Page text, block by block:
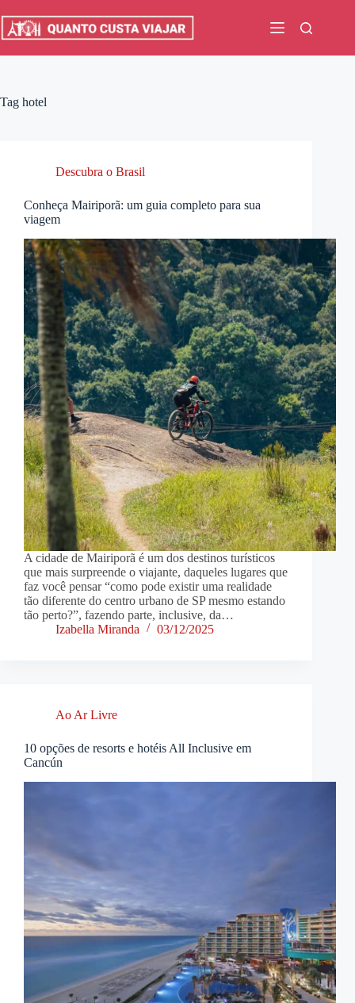
para
Tag hotel
Descubra o Brasil
Conheça Mairiporã: um guia completo para sua
viagem
A cidade de Mairiporã é um dos destinos turísticos
que mais surpreende o viajante, daqueles lugares que
faz você pensar “como pode existir uma realidade
tão diferente do centro urbano de SP mesmo estando
tão perto?”, fazendo parte, inclusive, da…
Izabella Miranda
03/12/2025
Ao Ar Livre
10 opções de resorts e hotéis All Inclusive em
Cancún